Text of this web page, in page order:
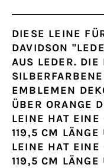
DIESE LEINE
DAVIDSON
AUS LEDER.
EMBLEMEN
ÜBER ORANGE
LEINE HAT EINE
19,5 CM LÄNGE
EINE HAT EINE
9,5 CM LÄNGE